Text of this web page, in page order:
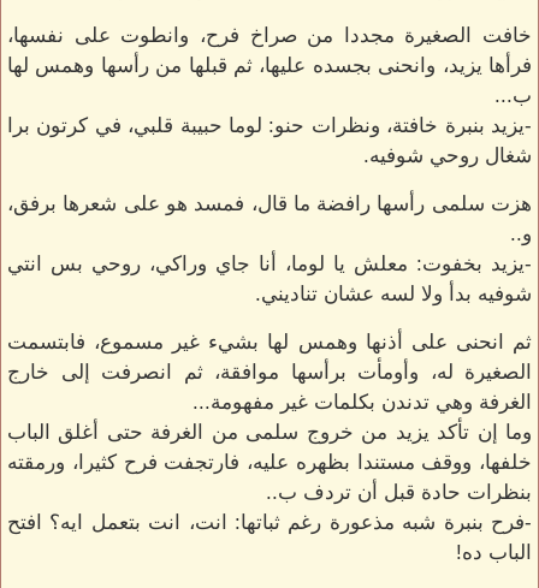
خافت الصغيرة مجددا من صراخ فرح، وانطوت على نفسها،
فرأها يزيد، وانحنى بجسده عليها، ثم قبلها من رأسها وهمس لها
ب...
-يزيد بنبرة خافتة، ونظرات حنو: لوما حبيبة قلبي، في كرتون برا
شغال روحي شوفيه.
هزت سلمى رأسها رافضة ما قال، فمسد هو على شعرها برفق،
و..
-يزيد بخفوت: معلش يا لوما، أنا جاي وراكي، روحي بس انتي
شوفيه بدأ ولا لسه عشان تناديني.
ثم انحنى على أذنها وهمس لها بشيء غير مسموع، فابتسمت
الصغيرة له، وأومأت برأسها موافقة، ثم انصرفت إلى خارج
الغرفة وهي تدندن بكلمات غير مفهومة...
وما إن تأكد يزيد من خروج سلمى من الغرفة حتى أغلق الباب
خلفها، ووقف مستندا بظهره عليه، فارتجفت فرح كثيرا، ورمقته
بنظرات حادة قبل أن تردف ب..
-فرح بنبرة شبه مذعورة رغم ثباتها: انت، انت بتعمل ايه؟ افتح
الباب ده!